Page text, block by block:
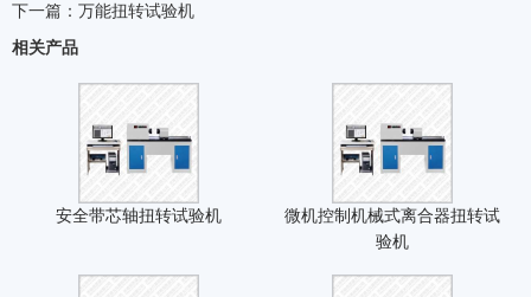
下一篇： 万能扭转试验机
相关产品
安全带芯轴扭转试验机
微机控制机械式离合器扭转试
验机